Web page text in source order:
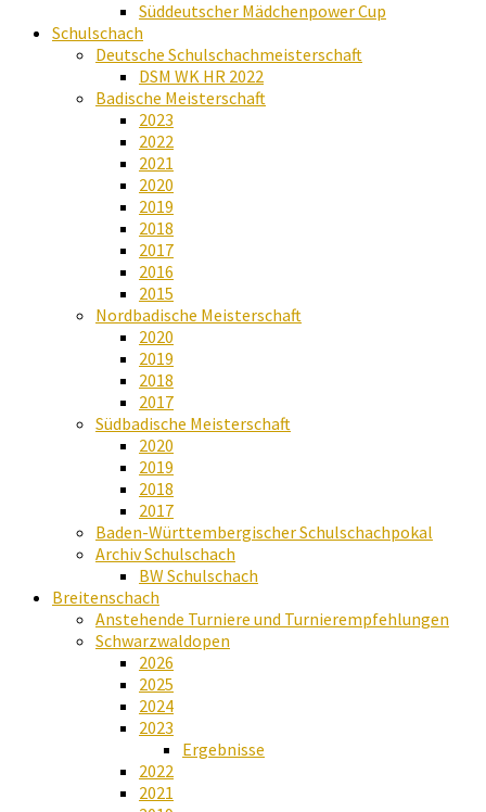
Süddeutscher Mädchenpower Cup
Schulschach
Deutsche Schulschachmeisterschaft
DSM WK HR 2022
Badische Meisterschaft
2023
2022
2021
2020
2019
2018
2017
2016
2015
Nordbadische Meisterschaft
2020
2019
2018
2017
Südbadische Meisterschaft
2020
2019
2018
2017
Baden-Württembergischer Schulschachpokal
Archiv Schulschach
BW Schulschach
Breitenschach
Anstehende Turniere und Turnierempfehlungen
Schwarzwaldopen
2026
2025
2024
2023
Ergebnisse
2022
2021